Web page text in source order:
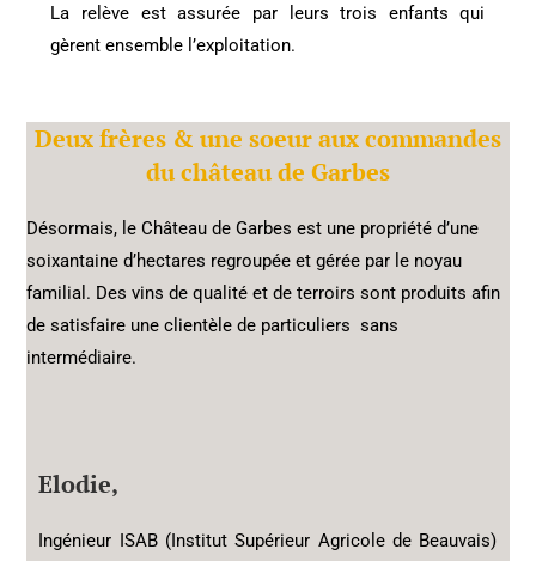
La relève est assurée par leurs trois enfants qui
gèrent ensemble l’exploitation.
Deux frères & une soeur aux commandes
du château de Garbes
Désormais, le Château de Garbes est une propriété d’une
soixantaine d’hectares regroupée et gérée par le noyau
familial. Des vins de qualité et de terroirs sont produits afin
de satisfaire une clientèle de particuliers sans
intermédiaire.
Elodie,
Ingénieur ISAB (Institut Supérieur Agricole de Beauvais)